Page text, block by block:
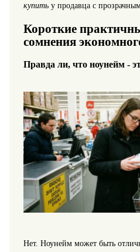
купитьу продавца с
Короткие
сомнения
Правда ли, что ноунейм -
Нет. Ноунейм может быть